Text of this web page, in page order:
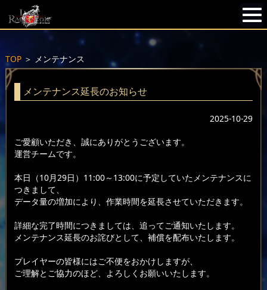
TOP＞ メンテナンス
メンテナンス延長のお知らせ
2025-10-29
ご愛顧いただき、誠にありがとうございます。
運営チームです。
本日（10月29日）11:00～13:00に予定していたメンテナンスに
つきまして、
データ量の増加により、作業時間を延長させていただきます。
詳細な完了時間につきましては、追ってご通知いたします。
メンテナンス延長のお詫びとして、補償を配布いたします。
プレイヤーの皆様にはご不便をおかけしますが、
ご理解とご協力のほど、よろしくお願いいたします。